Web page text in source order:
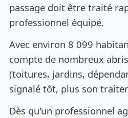
passage doit être traité
professionnel équipé.
Avec environ 8 099
compte de nombreux
(toitures, jardins,
signalé tôt, plus son
Dès qu'un professionnel